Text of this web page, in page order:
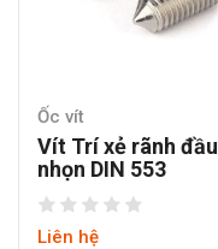
Ốc vít
Vít Trí xẻ rãnh đầu
nhọn DIN 553
Liên hệ